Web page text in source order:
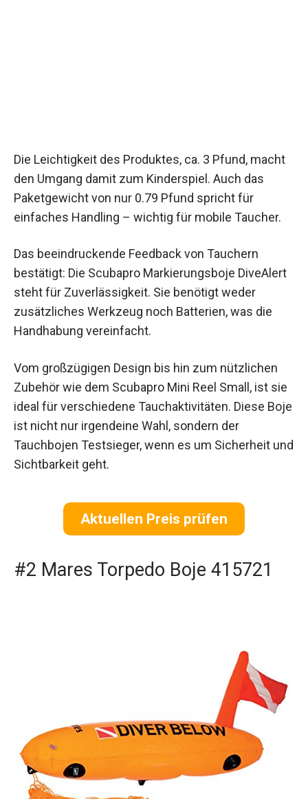
Die Leichtigkeit des Produktes, ca. 3 Pfund, macht
den Umgang damit zum Kinderspiel. Auch das
Paketgewicht von nur 0.79 Pfund spricht für
einfaches Handling – wichtig für mobile Taucher.
Das beeindruckende Feedback von Tauchern
bestätigt: Die Scubapro Markierungsboje DiveAlert
steht für Zuverlässigkeit. Sie benötigt weder
zusätzliches Werkzeug noch Batterien, was die
Handhabung vereinfacht.
Vom großzügigen Design bis hin zum nützlichen
Zubehör wie dem Scubapro Mini Reel Small, ist sie
ideal für verschiedene Tauchaktivitäten. Diese Boje
ist nicht nur irgendeine Wahl, sondern der
Tauchbojen Testsieger, wenn es um Sicherheit und
Sichtbarkeit geht.
Aktuellen Preis prüfen
#2 Mares Torpedo Boje 415721